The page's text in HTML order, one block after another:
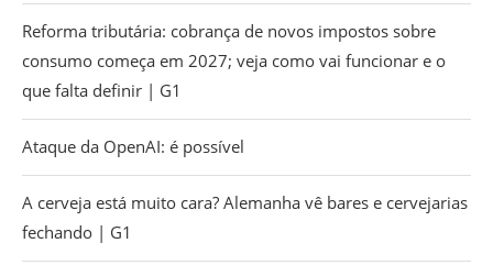
Reforma tributária: cobrança de novos impostos sobre
consumo começa em 2027; veja como vai funcionar e o
que falta definir | G1
Ataque da OpenAI: é possível
A cerveja está muito cara? Alemanha vê bares e cervejarias
fechando | G1